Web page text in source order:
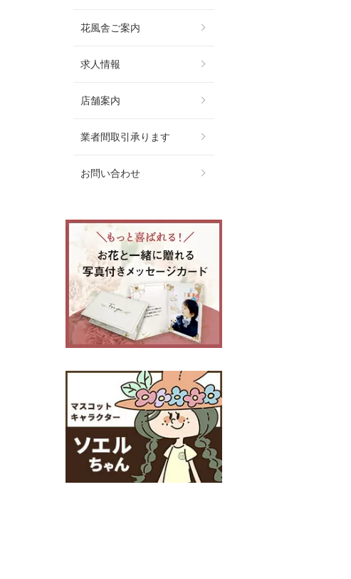
花風舎ご案内
求人情報
店舗案内
業者間取引承ります
お問い合わせ